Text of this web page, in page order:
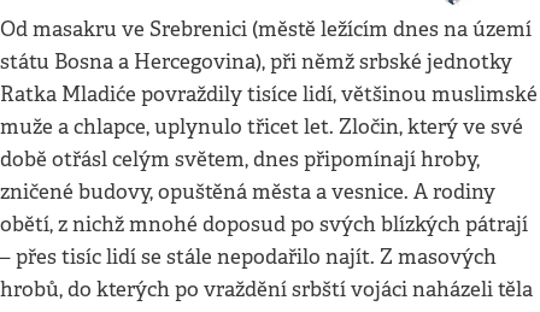
Od masakru ve Srebrenici (městě ležícím dnes na území
státu Bosna a Hercegovina), při němž srbské jednotky
Ratka Mladiće povraždily tisíce lidí, většinou muslimské
muže a chlapce, uplynulo třicet let. Zločin, který ve své
době otřásl celým světem, dnes připomínají hroby,
zničené budovy, opuštěná města a vesnice. A rodiny
obětí, z nichž mnohé doposud po svých blízkých pátrají
– přes tisíc lidí se stále nepodařilo najít. Z masových
hrobů, do kterých po vraždění srbští vojáci naházeli těla